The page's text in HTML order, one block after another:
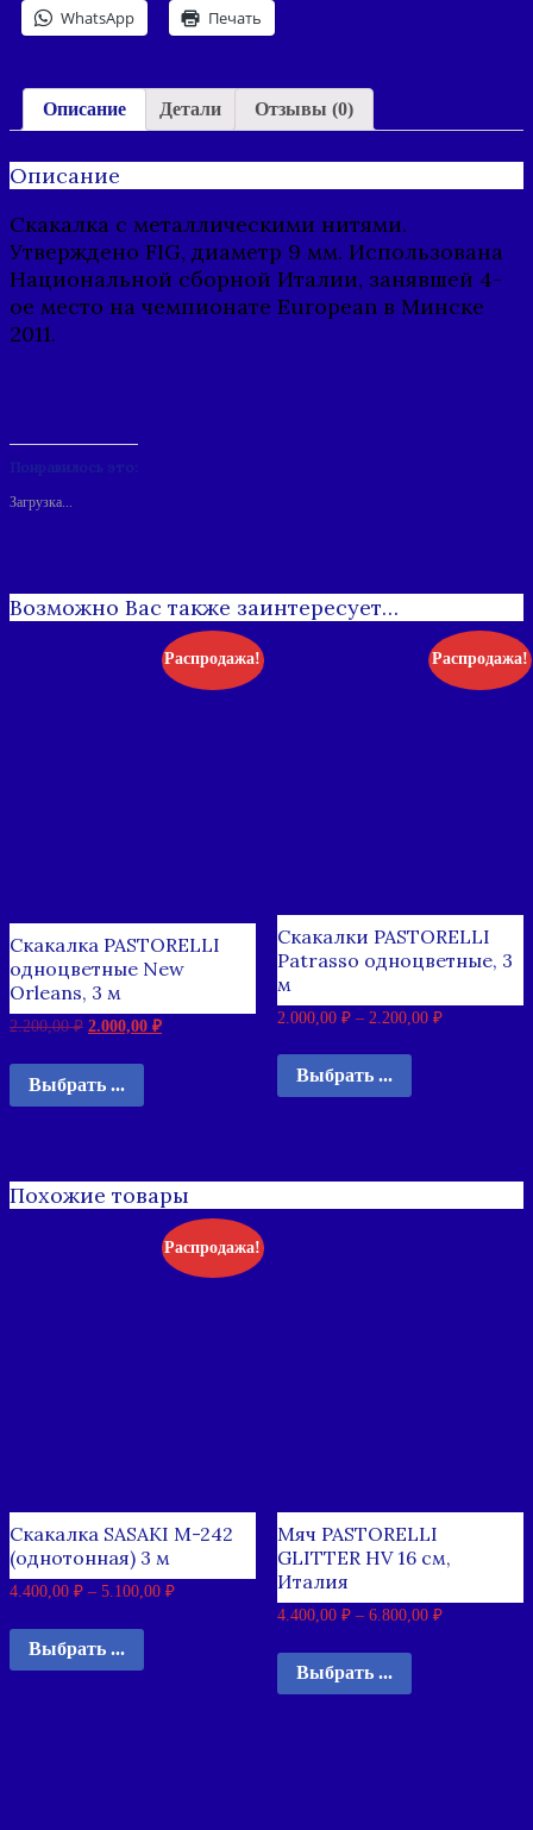
WhatsApp Печать
Описание Детали Отзывы (0)
Описание
Cкакалка с металлическими нитями.
Утверждено FIG, диаметр 9 мм. Использована
Hациональной сборной Италии, занявшей 4-
ое место на чемпионате European в Минске
2011.
Понравилось это:
Загрузка...
Возможно Вас также заинтересует…
Распродажа!
Скакалка PASTORELLI
одноцветные New
Orleans, 3 м
2.200,00₽ 2.000,00 ₽
Выбрать ...
Распродажа!
Скакалки PASTORELLI
Patrasso одноцветные, 3
м
2.000,00 ₽– 2.200,00 ₽
Выбрать ...
Похожие товары
Распродажа!
Скакалка SASAKI M-242
(однотонная) 3 м
4.400,00 ₽ – 5.100,00 ₽
Выбрать ...
Мяч PASTORELLI
GLITTER HV 16 см,
Италия
4.400,00 ₽– 6.800,00 ₽
Выбрать ...